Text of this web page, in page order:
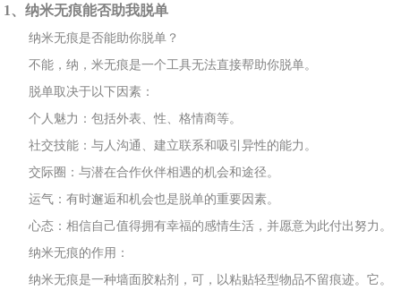
1、纳米无痕能否助我脱单
纳米无痕是否能助你脱单？
不能，纳，米无痕是一个工具无法直接帮助你脱单。
脱单取决于以下因素：
个人魅力：包括外表、性、格情商等。
社交技能：与人沟通、建立联系和吸引异性的能力。
交际圈：与潜在合作伙伴相遇的机会和途径。
运气：有时邂逅和机会也是脱单的重要因素。
心态：相信自己值得拥有幸福的感情生活，并愿意为此付出努力。
纳米无痕的作用：
纳米无痕是一种墙面胶粘剂，可，以粘贴轻型物品不留痕迹。它。